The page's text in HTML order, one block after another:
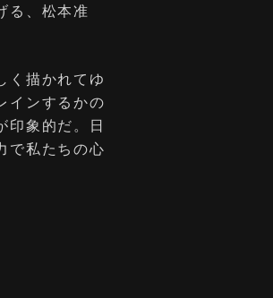
る、松本准
く描かれてゆ
インするかの
印象的だ。日
で私たちの心